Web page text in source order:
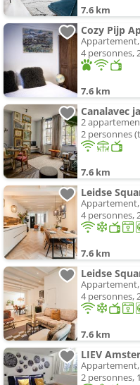
7.6 km
Cozy Pijp
Appartement,
4 personnes,
7.6 km
Canalavec
2
2 personnes
7.6 km
Leidse
Appartement,
4 personnes,
7.6 km
Leidse
Appartement,
4 personnes,
7.6 km
Appartement,
2 personnes,